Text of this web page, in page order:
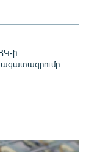
ի
ազատագրումը